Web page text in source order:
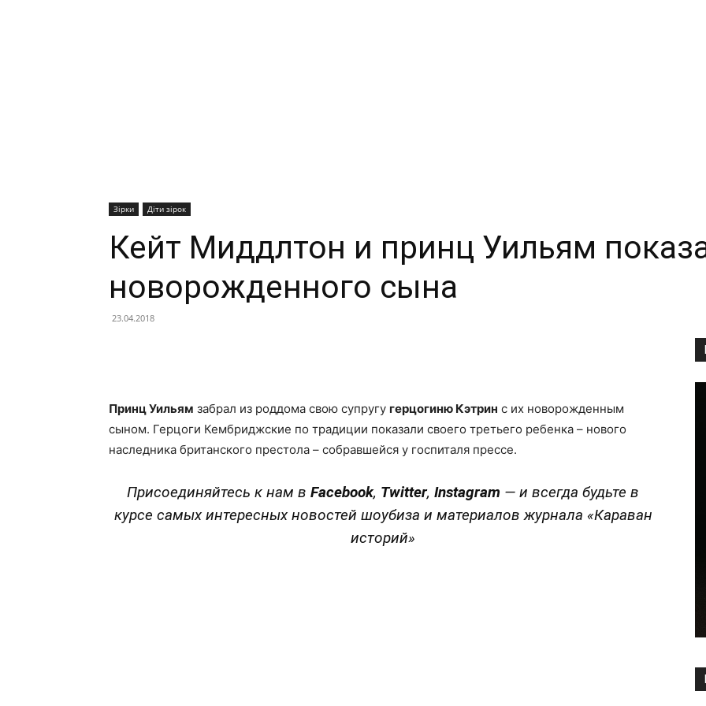
Зірки Діти зірок
Кейт Миддлтон и принц Уильям
новорожденного сына
23.04.2018
Принц Уильям забрал из роддома свою супругу герцогиню Кэтрин с их новорожденным
сыном. Герцоги Кембриджские по традиции показали своего третьего ребенка – нового
наследника британского престола – собравшейся у госпиталя прессе.
Присоединяйтесь к нам в Facebook, Twitter, Instagram — и всегда будьте в
курсе самых интересных новостей шоубиза и материалов журнала «Караван
историй»